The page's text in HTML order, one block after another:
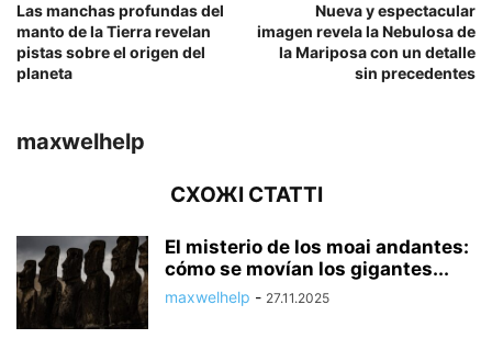
Las manchas profundas del
manto de la Tierra revelan
pistas sobre el origen del
planeta
Nueva y espectacular
imagen revela la Nebulosa de
la Mariposa con un detalle
sin precedentes
maxwelhelp
СХОЖІ СТАТТІ
El misterio de los moai andantes:
cómo se movían los gigantes...
maxwelhelp - 27.11.2025